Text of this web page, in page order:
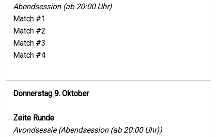
Abendsession (ab 20:00 Uhr)
Match #1
Match #2
Match #3
Match #4
Donnerstag 9. Oktober
Zeite Runde
Avondsessie (Abendsession (ab 20:00 Uhr))